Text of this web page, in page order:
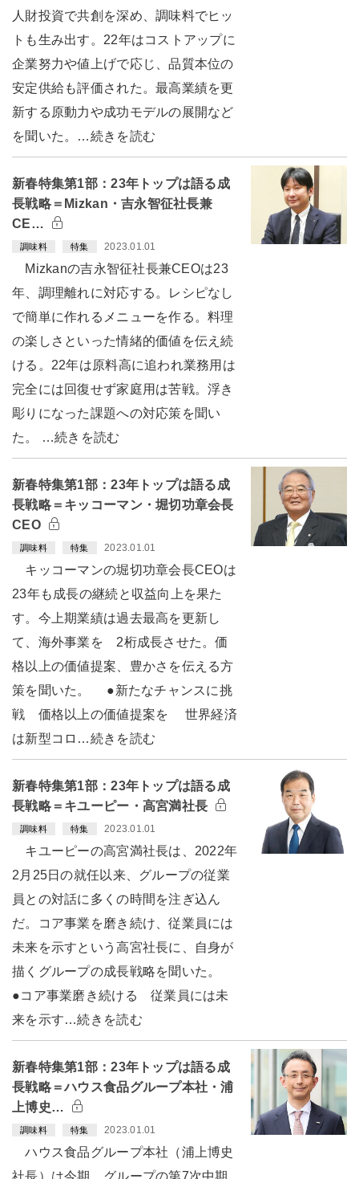
人財投資で共創を深め、調味料でヒッ
トも生み出す。22年はコストアップに
企業努力や値上げで応じ、品質本位の
安定供給も評価された。最高業績を更
新する原動力や成功モデルの展開など
を聞いた。…続きを読む
新春特集第1部：23年トップは語る成
長戦略＝Mizkan・吉永智征社長兼
CE…
調味料 特集 2023.01.01
Mizkanの吉永智征社長兼CEOは23
年、調理離れに対応する。レシピなし
で簡単に作れるメニューを作る。料理
の楽しさといった情緒的価値を伝え続
ける。22年は原料高に追われ業務用は
完全には回復せず家庭用は苦戦。浮き
彫りになった課題への対応策を聞い
た。 …続きを読む
新春特集第1部：23年トップは語る成
長戦略＝キッコーマン・堀切功章会長
CEO
調味料 特集 2023.01.01
キッコーマンの堀切功章会長CEOは
23年も成長の継続と収益向上を果た
す。今上期業績は過去最高を更新し
て、海外事業を 2桁成長させた。価
格以上の価値提案、豊かさを伝える方
策を聞いた。 ●新たなチャンスに挑
戦 価格以上の価値提案を 世界経済
は新型コロ…続きを読む
新春特集第1部：23年トップは語る成
長戦略＝キユーピー・高宮満社長
調味料 特集 2023.01.01
キユーピーの高宮満社長は、2022年
2月25日の就任以来、グループの従業
員との対話に多くの時間を注ぎ込ん
だ。コア事業を磨き続け、従業員には
未来を示すという高宮社長に、自身が
描くグループの成長戦略を聞いた。
●コア事業磨き続ける 従業員には未
来を示す…続きを読む
新春特集第1部：23年トップは語る成
長戦略＝ハウス食品グループ本社・浦
上博史…
調味料 特集 2023.01.01
ハウス食品グループ本社（浦上博史
社長）は今期、グループの第7次中期